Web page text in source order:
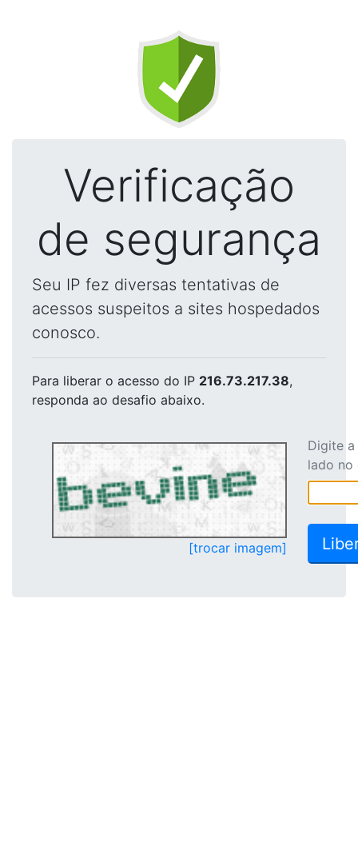
Verificação
de segurança
Seu IP fez diversas tentativas de
acessos suspeitos a sites hospedados
conosco.
Para liberar o acesso do IP 216.73.217.38,
responda ao desafio abaixo.
[trocar imagem]
Digite
lado no